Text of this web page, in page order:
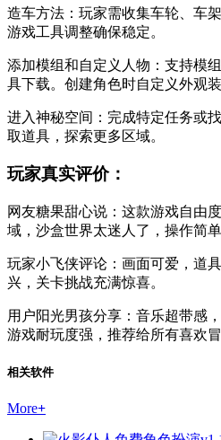
造车方法：玩家需收集车轮、车
游戏工具调整确保稳定。
添加模组和自定义人物：支持模
具下载。创建角色时自定义外观
进入神秘空间：完成特定任务或
取道具，探索更多区域。
玩家真实评价：
网友糖果甜心说：这款游戏自由
域，沙盒世界太迷人了，操作简单
玩家小飞侠评论：画面可爱，道
兴，关卡挑战充满惊喜。
用户阳光男孩分享：音乐超带感
游戏耐玩度强，推荐给所有喜欢冒
相关软件
More+